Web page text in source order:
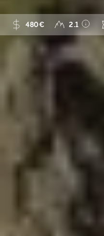
480€ 2.1